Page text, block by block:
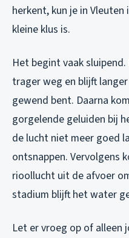
herkent, kun je in
kleine klus is.
Het begint vaak
trager weg en blijft
gewend bent. Daarna
gorgelende geluiden bij
de lucht niet meer goed
ontsnappen. Vervolgens
rioollucht uit de afvoer
stadium blijft het water
Let er vroeg op of